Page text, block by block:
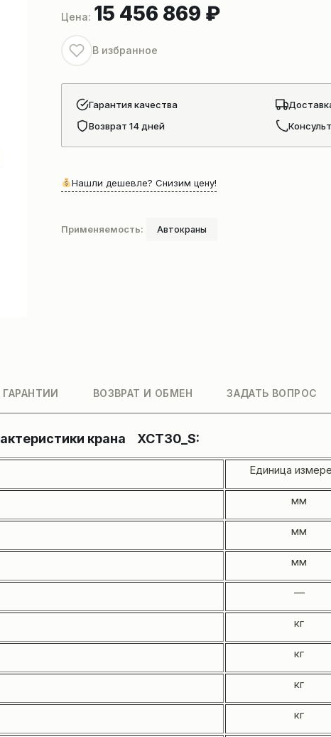
15 456 869 ₽
В избранное
Гарантия качества
Возврат 14 дней
Нашли дешевле? Снизим цену!
Применяемость: Автокраны
ГАРАНТИИ ВОЗВРАТ И ОБМЕН ЗАДАТЬ ВОПРОС
крана XCT30_S:
Единица
мм
мм
мм
—
кг
кг
кг
кг